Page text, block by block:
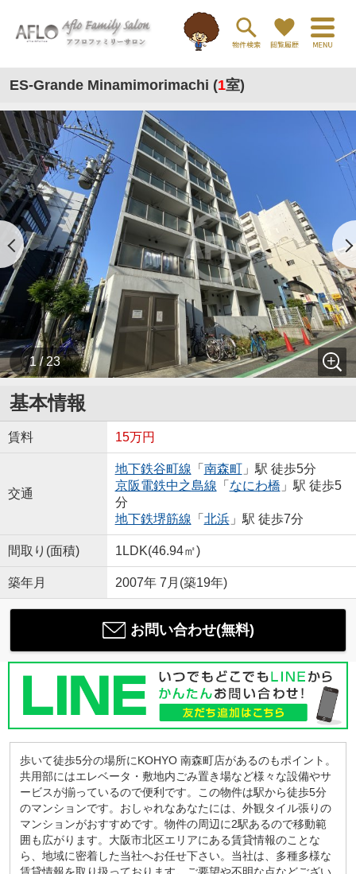
ES-Grande Minamimorimachi (1室)
1 / 23
基本情報
賃料 15万円
交通
地下鉄谷町線 「 南森町」駅 徒歩5分
京阪電鉄中之島線 「 なにわ橋 」駅 徒歩5
分
地下鉄堺筋線 「 北浜」駅 徒歩7分
間取り(面積) 1LDK(46.94㎡)
築年月 2007年 7月(築19年)
お問い合わせ(無料)
歩いて徒歩5分の場所にKOHYO 南森町店があるのもポイント。
共用部にはエレベータ・敷地内ごみ置き場など様々な設備やサ
ービスが揃っているので便利です。この物件は駅から徒歩5分
のマンションです。おしゃれなあなたには、外観タイル張りの
マンションがおすすめです。物件の周辺に2駅あるので移動範
囲も広がります。大阪市北区エリアにある賃貸情報のことな
ら、地域に密着した当社へお任せ下さい。当社は、多種多様な